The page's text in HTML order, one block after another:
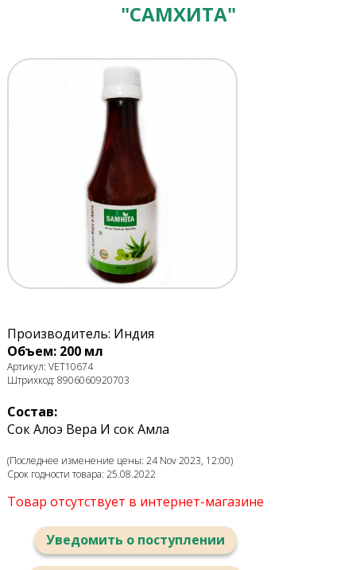
"САМХИТА"
Производитель: Индия
Объем: 200 мл
Артикул: VET10674
Штрихкод: 8906060920703
Состав:
Сок Алоэ Вера И сок Амла
(Последнее изменение цены: 24 Nov 2023, 12:00)
Срок годности товара: 25.08.2022
Товар отсутствует в интернет-магазине
Уведомить о поступлении